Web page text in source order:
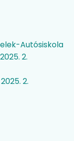
Autósiskola
2.
2.